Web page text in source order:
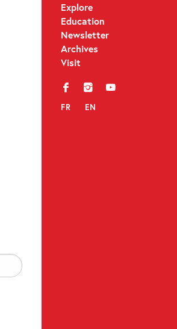
Explore
Education
Newsletter
Archives
Visit
f i y
FR EN